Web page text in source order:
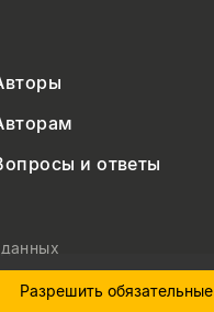
и ответы
данных
Разрешить обязательные